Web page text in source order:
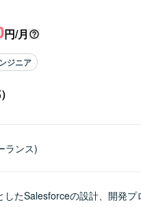
円/月
ジニア
ランス)
したSalesforceの設計、開発